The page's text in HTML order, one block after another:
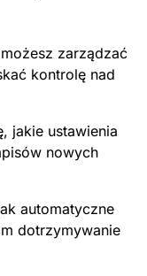
zarządzać
kontrolę nad
jakie ustawienia
nowych
automatyczne
dotrzymywanie